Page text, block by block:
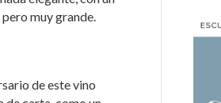
muy grande.
de este vino